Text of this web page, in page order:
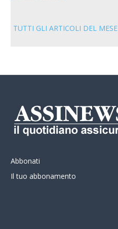
TUTTI GLI ARTICOLI DEL MESE
Abbonati
Il tuo abbonamento